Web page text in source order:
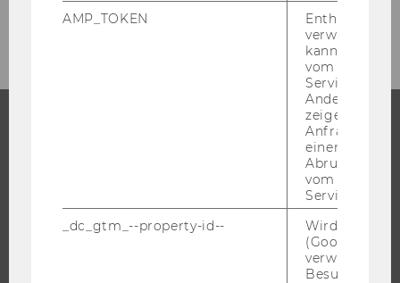
NACH
BACHELOR
AMP_TOKEN
Enthält ein
verwendet
kann, um
vom AMP-
Service
Andere
zeigen Opt-
Anfrage im
einen Fehler
Abrufen
vom AMP
Service an.
_dc_gtm_--property-id--
Wird von
(Google Tag
verwendet,
Besucher